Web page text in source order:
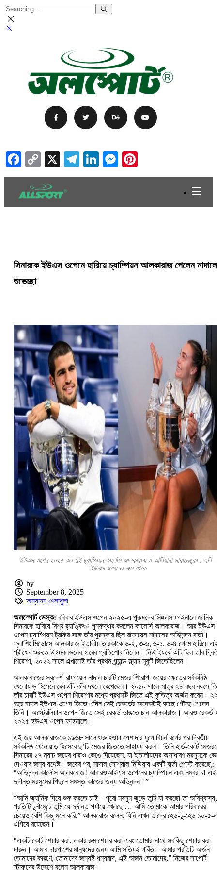
Facebook
Copy
Link
X Telegram
LinkedIn
Messenger
সিনারকে ইউএস ওপেনে হারিয়ে চ্যাম্পিয়ন আলকারাজ পেলেন
শুভেচ্ছা
ইউএস ওপেন ২০২৫-এর দুই চ্যাম্পিয়ন কার্লোস আলকারাজ ও আরিয়ানা সাবালেঙ্কা। ছবি—
ইউএস ওপেনের এক্স থেকে
by
September 8, 2025
অন্যান্য খেলাধুলা
অলস্পোর্ট ডেস্ক: রবিবার ইউএস ওপেন ২০২৫-এ পুরুষদের সিঙ্গলস ফাইনালে জানিক
সিনারকে হারিয়ে বিশ্ব র‍্যাঙ্কিংও পুনরুদ্ধার করলেন কালোর্স আলকারাজ। আর ইউএস
ওপেন চ্যাম্পিয়ন ট্রফির সঙ্গে তাঁর পুরস্কার ছিল রাফায়েল নাদালের অভিনন্দন বার্তা।
ফ্লাশিং মিডোসে আলকারাজ ইতালীয় তারকাকে ৬-২, ৩-৬, ৬-১, ৬-৪ গেমে হারিয়ে
গ্রীষ্মের শুরুতে উইম্বলডনের হারের প্রতিশোধ নিলেন। নিউ ইয়র্কে এটি ছিল তাঁর
শিরোপা, ২০২২ সালে এখানেই তাঁর প্রথম গ্র্যান্ড স্ল্যাম মুকুট জিতেছিলেন।
আলকারাজের স্বদেশী রাফায়েল নাদাল চারটি মেজর শিরোপা জয়ের ক্ষেত্রে সর্বকনিষ্ঠ
খেলোয়াড় হিসেবে রেকর্ডটি তাঁর দখলে রেখেছেন। ২০১০ সালে মাত্র ২৪ বছর বয়সে
তাঁর চারটি ইউএস ওপেন শিরোপার মধ্যে প্রথমটি জিতে এই কৃতিত্ব অর্জন করেন।
বছর বয়সে ইউএস ওপেন জিতে এদিন সেই রেকর্ডের অনেকটাই কাছে পৌঁছে গেলেন
তিনি। অস্ট্রেলিয়ান ওপেন জিতে সেই রেকর্ড ভাঙতে চান আলকারাজ। আরও রেকর্ড
২০২৫ ইউএস ওপেন ফাইনালে।
এই জয় আলকারাজকে ১৯৬৮ সালে শুরু হওয়া পেশাদার যুগে বিয়র্ন বর্গের পর দ্বিতীয়
সর্বকনিষ্ঠ খেলোয়াড় হিসেবে ছ’টি মেজর জিততে সাহায্য করল। তিনি হার্ড-কোর্ট
সিনারের ২৭ ম্যাচ জয়ের ধারাও ভেঙে দিয়েছেন, যা ইতালীয়দের অসাধারণ মরসুমকে
দেওয়ার জন্য যথেষ্ট। জয়ের পর, নাদাল সোশ্যাল মিডিয়ায় একটি বার্তা পোস্ট করেছে,:
“অভিনন্দন কার্লোস আলকারাজ! আবারওআইএস ওপেনের চ্যাম্পিয়ন এবং নম্বর ১! এই
দুর্দান্ত মরসুমের পিছনে সমস্ত কাজের জন্য অভিনন্দন।”
“আমি জ্যানিক দিয়ে শুরু করতে চাই – পুরো মরসুম জুড়ে তুমি যা করছো তা অবিশ্বাস্য,
প্রতিটি টুর্নামেন্টে তুমি যে দুর্দান্ত পর্যায়ে খেলছো… আমি তোমাকে আমার পরিবারের
চেয়েও বেশি কিছু মনে করি,” আলকারাজ বলেন, যিনি এখন তাদের হেড-টু-হেড ১০-৫-
এগিয়ে রয়েছেন।
“একটি কোর্ট শেয়ার করা, লকার রুম শেয়ার করা এবং তোমার সাথে সবকিছু শেয়ার করা
দারুন। আমার চারপাশের মানুষদের জন্য আমি সত্যিই গর্বিত। আমার প্রতিটি অর্জন
তোমাদের কারণে, তোমাদের জন্যই ধন্যবাদ, এই অর্জন তোমাদের,” নিজের সাপোর্ট
স্টাফদের উদ্দেশে বলেন আলকারাজ।